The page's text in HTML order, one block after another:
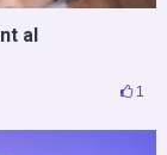
al
1